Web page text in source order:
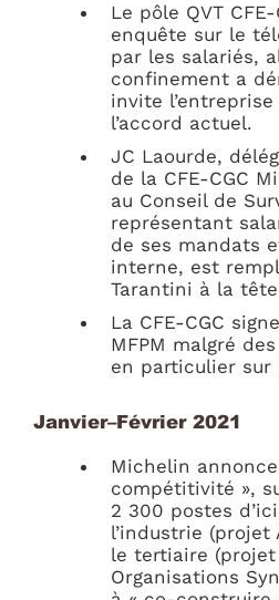
Le pôle QVT
enquête sur le
par les salariés,
confinement a
invite
l’accord actuel.
JC Laourde,
de la CFE-CGC
au Conseil de
représentant
de ses mandats
interne, est
Tarantini à la
La CFE-CGC
MFPM malgré
en particulier sur
Janvier–Février 2021
Michelin
compétitivité »,
2 300 postes
l’industrie (projet
le tertiaire (projet
Organisations